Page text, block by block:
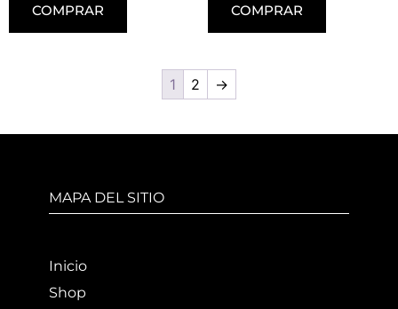
COMPRAR COMPRAR
1 2 →
MAPA DEL SITIO
Inicio
Shop